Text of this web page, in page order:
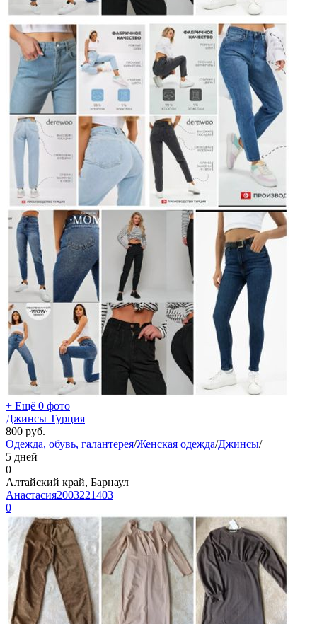
+ Ещё 0 фото
Джинсы Турция
800 руб.
Одежда, обувь, галантерея/Женская одежда/Джинсы/
5 дней
0
Алтайский край, Барнаул
Анастасия2003221403
0